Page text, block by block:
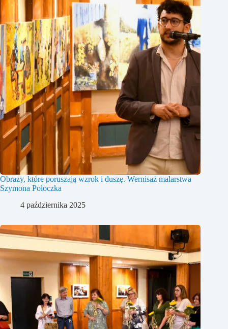
Obrazy, które poruszają wzrok i duszę. Wernisaż malarstwa
Szymona Poloczka
4 października 2025